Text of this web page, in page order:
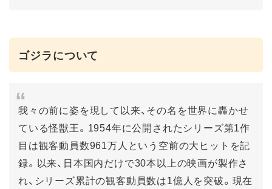
ゴジラについて
我々の前に姿を現して以来、その名を世界に轟かせ
ている怪獣王。1954年に公開されたシリーズ第1作
目は観客動員数961万人という空前の大ヒットを記
録。以来、日本国内だけで30本以上の映画が製作さ
れ、シリーズ累計の観客動員数は1億人を突破。現在